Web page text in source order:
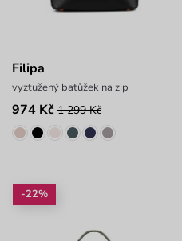
Filipa
vyztužený batůžek na zip
974 Kč 1 299 Kč
-22%